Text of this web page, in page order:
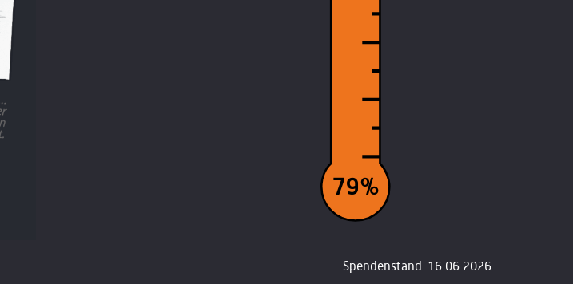
79%
Spendenstand: 16.06.2026